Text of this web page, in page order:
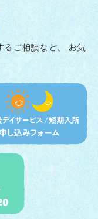
ご相談など、
お気